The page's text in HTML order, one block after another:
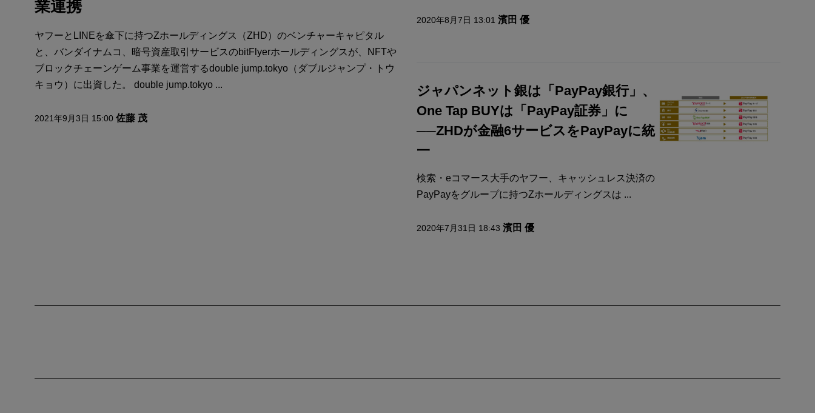
業連携
ヤフーとLINEを傘下に持つZホールディングス（ZHD）のベンチャーキャピタル
と、バンダイナムコ、暗号資産取引サービスのbitFlyerホールディングスが、NFTや
ブロックチェーンゲーム事業を運営するdouble jump.tokyo（ダブルジャンプ・トウ
キョウ）に出資した。 double jump.tokyo ...
2021年9月3日 15:00 佐藤 茂
2020年8月7日 13:01 濱田 優
ジャパンネット銀は「PayPay銀行」、
One Tap BUYは「PayPay証券」に
──ZHDが金融6サービスをPayPayに統
一
検索・eコマース大手のヤフー、キャッシュレス決済の
PayPayをグループに持つZホールディングスは ...
2020年7月31日 18:43 濱田 優